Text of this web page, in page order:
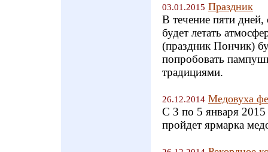
03.01.2015 Праздник
В течение пяти
будет летать
(праздник Пончик)
попробовать
традициями.
26.12.2014 Медовуха
С 3 по 5 января 2015
пройдет ярмарка